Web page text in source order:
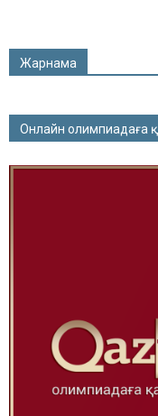
Жарнама
Онлайн олимпиадаға